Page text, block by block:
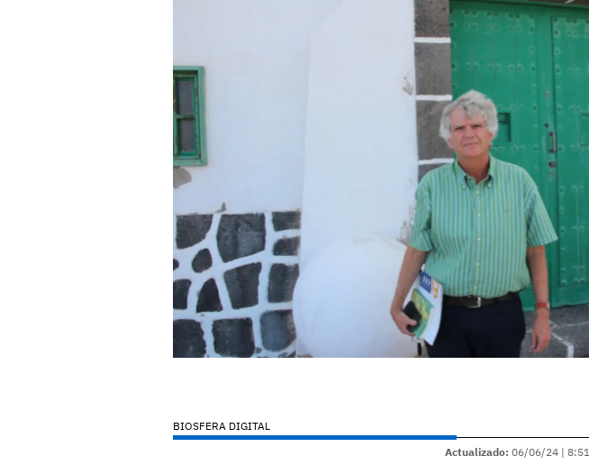
BIOSFERA DIGITAL
Actualizado: 06/06/24 | 8:51